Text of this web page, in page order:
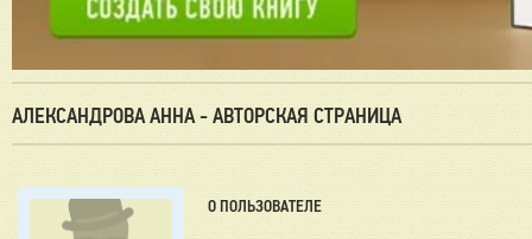
АЛЕКСАНДРОВА АННА - АВТОРСКАЯ СТРАНИЦА
О ПОЛЬЗОВАТЕЛЕ